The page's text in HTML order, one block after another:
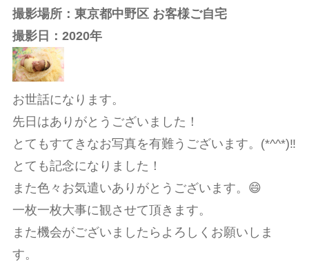
撮影場所：東京都中野区 お客様ご自宅
撮影日：2020年
お世話になります。
先日はありがとうございました！
とてもすてきなお写真を有難うございます。(*^^*)‼︎
とても記念になりました！
また色々お気遣いありがとうございます。😄
一枚一枚大事に観させて頂きます。
また機会がございましたらよろしくお願いしま
す。